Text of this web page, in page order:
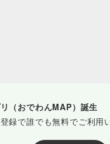
（おでわんMAP）誕生
録で誰でも無料でご利用